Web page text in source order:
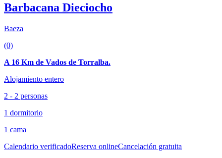
Barbacana Dieciocho
Baeza
(0)
A 16 Km de Vados de Torralba.
Alojamiento entero
2 - 2 personas
1 dormitorio
1 cama
Calendario verificadoReserva onlineCancelación gratuita